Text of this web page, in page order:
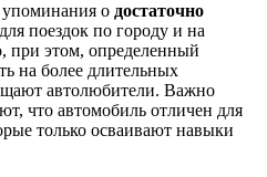
о достаточно
для поездок по городу и на
при этом, определенный
на более длительных
автолюбители. Важно
что автомобиль отличен для
только осваивают навыки